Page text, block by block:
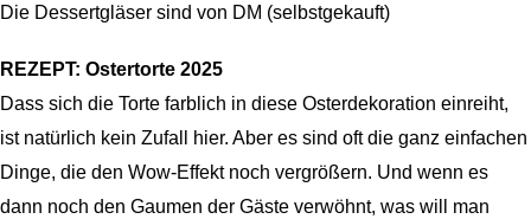
Die Dessertgläser sind von DM (selbstgekauft)
REZEPT: Ostertorte 2025
Dass sich die Torte farblich in diese Osterdekoration einreiht,
ist natürlich kein Zufall hier. Aber es sind oft die ganz einfachen
Dinge, die den Wow-Effekt noch vergrößern. Und wenn es
dann noch den Gaumen der Gäste verwöhnt, was will man